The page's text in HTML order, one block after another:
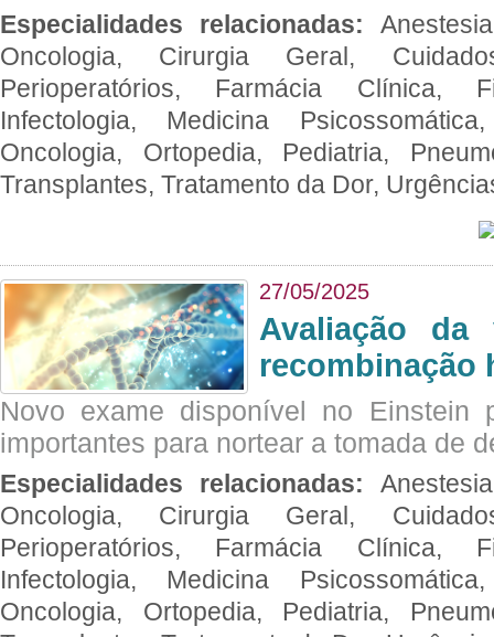
Especialidades relacionadas:
Oncologia, Cirurgia Geral,
Perioperatórios, Farmácia Clínica,
Infectologia, Medicina
Oncologia, Ortopedia, Pediatria,
Transplantes, Tratamento da Dor,
27/05/2025
Avaliação
recombinação
Novo exame disponível no Einstein
importantes para nortear a tomada de
Especialidades relacionadas:
Oncologia, Cirurgia Geral,
Perioperatórios, Farmácia Clínica,
Infectologia, Medicina
Oncologia, Ortopedia, Pediatria,